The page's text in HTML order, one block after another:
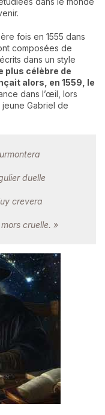
fois en 1555 dans
composées de
dans un style
plus célèbre de
alors, en 1559, le
dans l’œil, lors
Gabriel de
duelle
crevera
cruelle. »